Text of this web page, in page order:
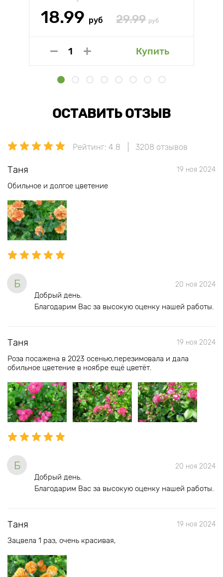
18.99 руб 29.99 руб
Купить
ОСТАВИТЬ ОТЗЫВ
Рейтинг: 4.8 3208 отзывов
Таня 19 ноя 2024
Обильное и долгое цветение
Б 20 ноя 2024
Добрый день.
Благодарим Вас за высокую оценку нашей работы.
Таня 19 ноя 2024
Роза посажена в 2023 осенью,перезимовала и дала
обильное цветение в ноябре ещё цветёт.
Б 20 ноя 2024
Добрый день.
Благодарим Вас за высокую оценку нашей работы.
Таня 19 ноя 2024
Зацвела 1 раз, очень красивая,